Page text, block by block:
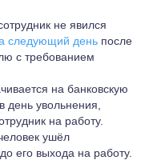
не явился
следующий день после
с требованием
на банковскую
день увольнения,
на работу.
ушёл
его выхода на работу.